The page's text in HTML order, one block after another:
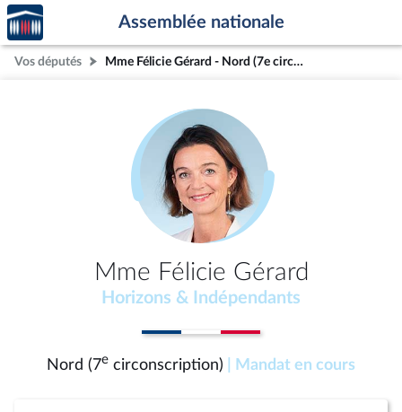
Aller au contenu
Aller en bas de la page
Accèder
à la
page
d'accueil
Assemblée nationale
Vos députés Mme Félicie Gérard - Nord (7e circonscription)
Mme Félicie Gérard
Horizons & Indépendants
Nord (7e circonscription) | Mandat en cours